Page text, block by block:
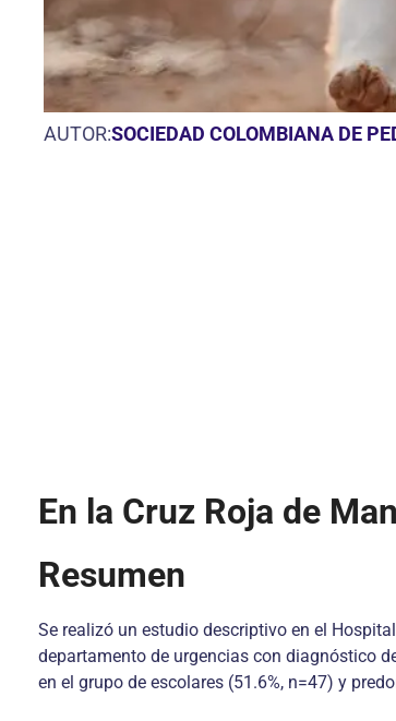
AUTOR:SOCIEDAD COLOMBIANA DE
En la Cruz Roja de
Resumen
Se realizó un estudio descriptivo en el
departamento de urgencias con diagnóstico
en el grupo de escolares (51.6%, n=47) y